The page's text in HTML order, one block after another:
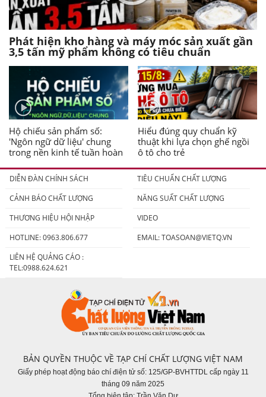
Phát hiện kho hàng và máy móc sản xuất gần
3,5 tấn mỹ phẩm không có tiêu chuẩn
Hộ chiếu sản phẩm số:
'Ngôn ngữ dữ liệu' chung
trong nền kinh tế tuần hoàn
Hiểu đúng quy chuẩn kỹ
thuật khi lựa chọn ghế ngồi
ô tô cho trẻ
DIỄN ĐÀN CHÍNH SÁCH
TIÊU CHUẨN CHẤT LƯỢNG
CẢNH BÁO CHẤT LƯỢNG
NĂNG SUẤT CHẤT LƯỢNG
THƯƠNG HIỆU HỘI NHẬP
VIDEO
HOTLINE: 0963.806.677
EMAIL:TOASOAN@VIETQ.VN
LIÊN HỆ QUẢNG CÁO :
TEL:0988.624.621
BẢN QUYỀN THUỘC VỀ TẠP CHÍ CHẤT LƯỢNG VIỆT NAM
Giấy phép hoạt động báo chí điện tử số: 125/GP-BVHTTDL cấp ngày 11
tháng 09 năm 2025